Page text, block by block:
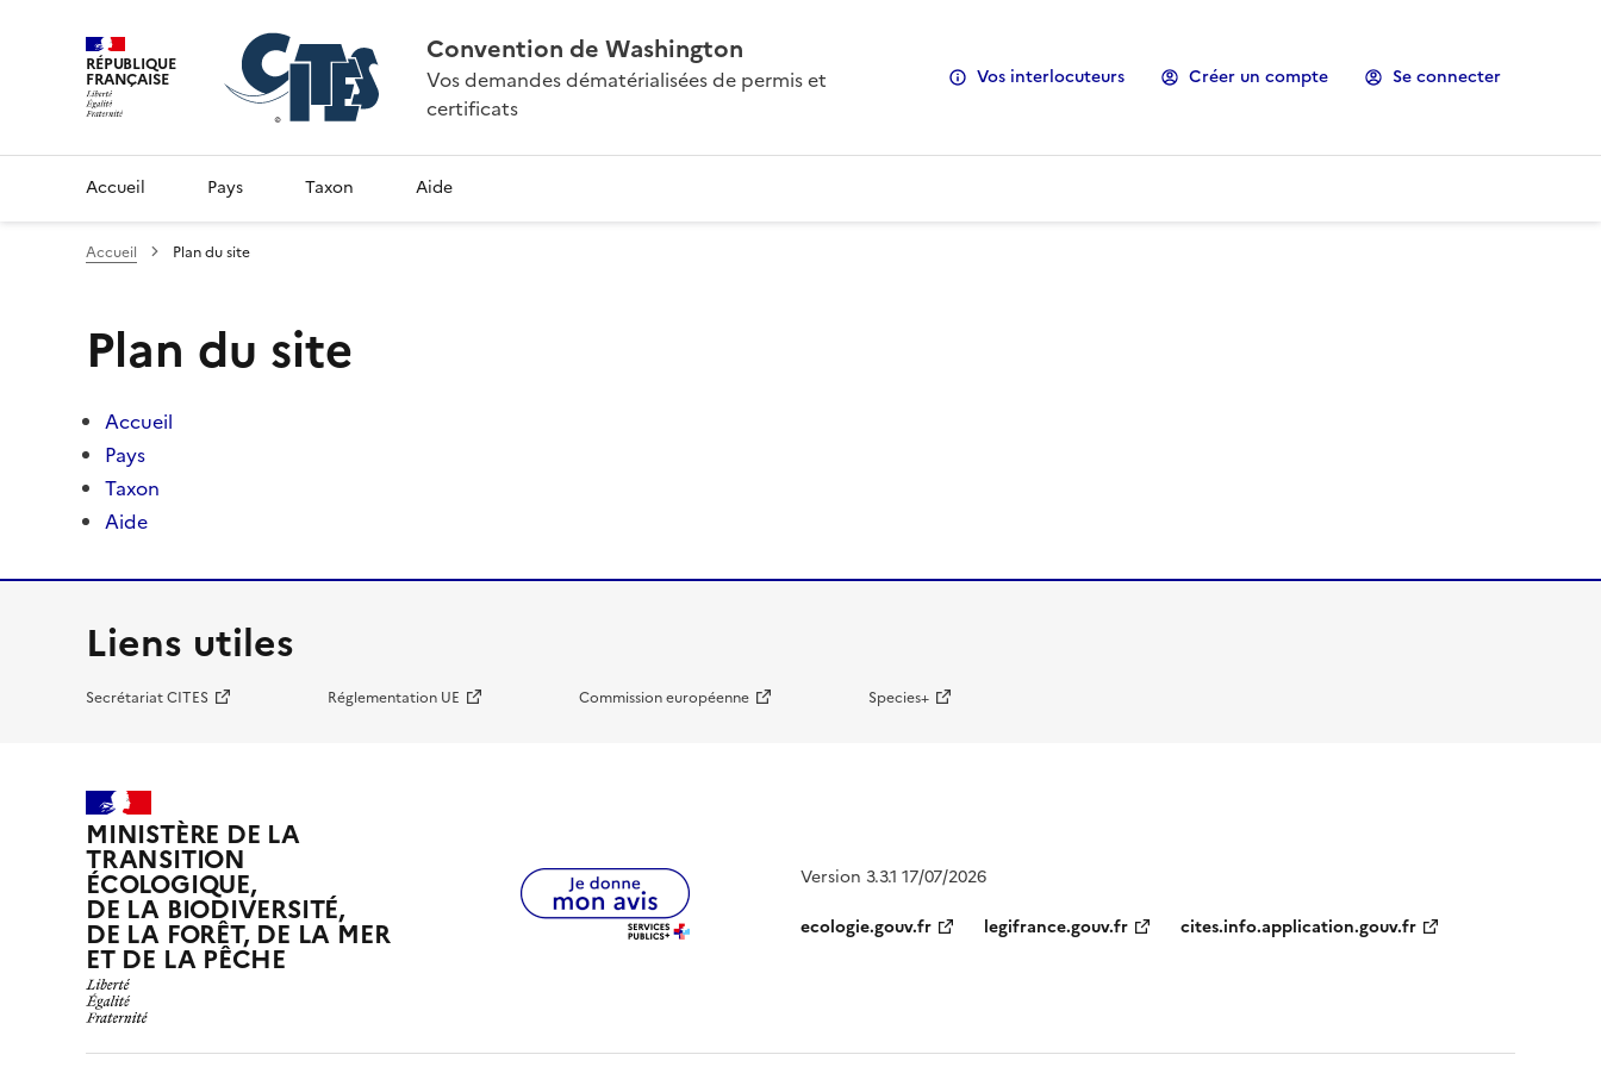
RÉPUBLIQUE
FRANÇAISE
Convention de Washington
Vos demandes dématérialisées de permis et
certificats
Vos interlocuteurs Créer un compte Se connecter
Accueil Pays Taxon Aide
Accueil Plan du site
Plan du site
Accueil
Pays
Taxon
Aide
Liens utiles
Secrétariat CITES Réglementation UE Commission européenne Species+
MINISTÈRE DE LA
TRANSITION
ÉCOLOGIQUE,
DE LA BIODIVERSITÉ,
DE LA FORÊT, DE LA MER
ET DE LA PÊCHE
Version 3.3.1 17/07/2026
ecologie.gouv.fr
legifrance.gouv.fr cites.info.application.gouv.fr